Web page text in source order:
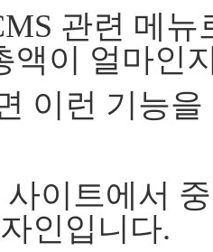
관련 메
액이 얼마인
이런 기능
사이트에서
인입니다.